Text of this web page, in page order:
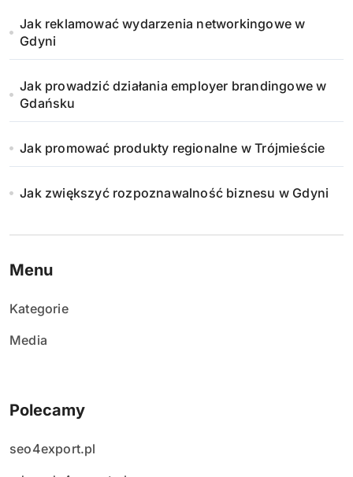
Jak reklamować wydarzenia networkingowe w
Gdyni
Jak prowadzić działania employer brandingowe w
Gdańsku
Jak promować produkty regionalne w Trójmieście
Jak zwiększyć rozpoznawalność biznesu w Gdyni
Menu
Kategorie
Media
Polecamy
seo4export.pl